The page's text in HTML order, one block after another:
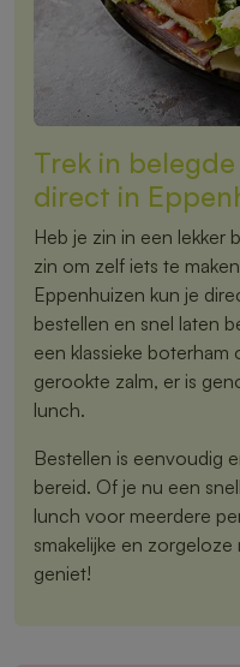
Trek in
direct in
Heb je zin in een
zin om zelf iets te
Eppenhuizen kun je
bestellen en snel laten
een klassieke
gerookte zalm, er is
lunch.
Bestellen is eenvoudig
bereid. Of je nu een
lunch voor meerdere
smakelijke en
geniet!